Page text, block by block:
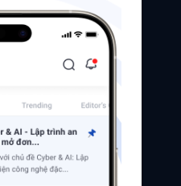
Tác giả
Đề xuất hệ thống
Machine Learning